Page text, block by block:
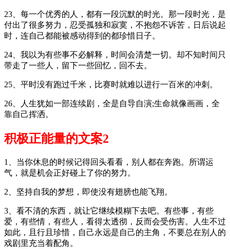
23、每一个优秀的人，都有一段沉默的时光。那一段时光，是
付出了很多努力，忍受孤独和寂寞，不抱怨不诉苦，日后说起
时，连自己都能被感动得到的都珍惜日子。
24、我以为有些事不必解释，时间会清楚一切。却不知时间只
带走了一些人，留下一些回忆，回不去。
25、平时没有跑过千米，比赛时就难以进行一百米的冲刺。
26、人生犹如一部连续剧，全是自导自演;生命就像画画，全
靠自己挥洒。
积极正能量的文案2
1、当你休息的时候记得回头看看，别人都在奔跑。所谓运
气，就是机会正好碰上了你的努力。
2、坚持自我的梦想，即使没有翅膀也能飞翔。
3、看不清的东西，就让它继续模糊下去吧。有些事，有些
爱，有些情，有些人，看得太透彻，反而会受伤害。人生不过
如此，且行且珍惜，自己永远是自己的主角，不要总在别人的
戏剧里充当着配角。